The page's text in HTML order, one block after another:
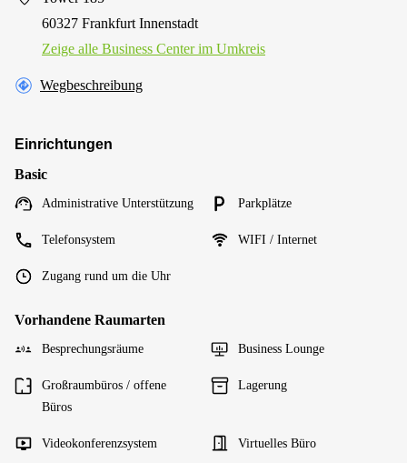
60327 Frankfurt Innenstadt
Zeige alle Business Center im Umkreis
Wegbeschreibung
Einrichtungen
Basic
Administrative Unterstützung Parkplätze
Telefonsystem WIFI / Internet
Zugang rund um die Uhr
Vorhandene Raumarten
Besprechungsräume Business Lounge
Großraumbüros / offene
Büros
Lagerung
Videokonferenzsystem Virtuelles Büro